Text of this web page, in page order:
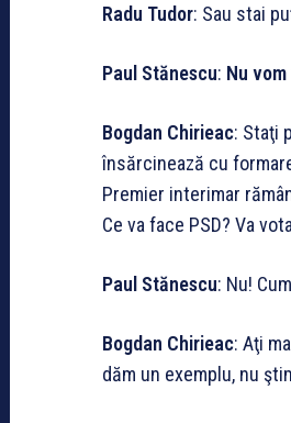
Radu Tudor: Sau stai
Paul Stănescu: Nu
Bogdan Chirieac: Staţi
însărcinează cu
Premier interimar
Ce va face PSD? Va
Paul Stănescu: Nu!
Bogdan Chirieac: Aţi
dăm un exemplu, nu